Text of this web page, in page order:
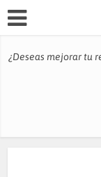
¿Deseas mejorar tu